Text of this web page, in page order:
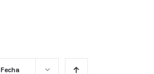
Fecha